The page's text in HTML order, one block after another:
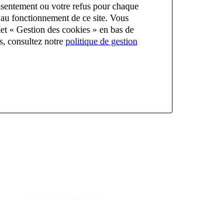
ou votre refus pour chaque
fonctionnement de ce site. Vous
« Gestion des cookies » en bas de
consultez notre politique de gestion